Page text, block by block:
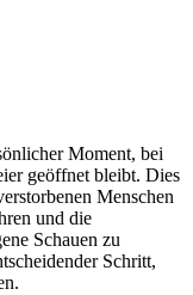
Moment, bei
geöffnet bleibt. Dies
Menschen
und die
Schauen zu
Schritt,